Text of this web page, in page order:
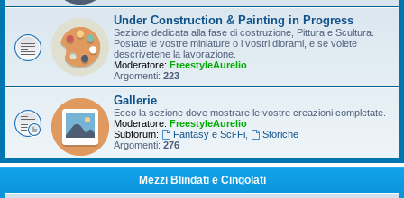
Under Construction & Painting in Progress
Sezione dedicata alla fase di costruzione, Pittura e Scultura.
Postate le vostre miniature o i vostri diorami, e se volete
descrivetene la lavorazione.
Moderatore: FreestyleAurelio
Argomenti: 223
Gallerie
Ecco la sezione dove mostrare le vostre creazioni completate.
Moderatore: FreestyleAurelio
Subforum:
Fantasy e Sci-Fi,
Storiche
Argomenti: 276
Mezzi Blindati e Cingolati